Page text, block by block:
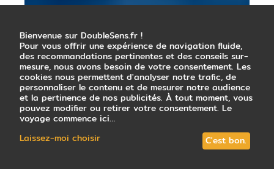
Bienvenue sur DoubleSens.fr !
Pour vous offrir une expérience de navigation fluide,
des recommandations pertinentes et des conseils sur-
mesure, nous avons besoin de votre consentement. Les
cookies nous permettent d'analyser notre trafic, de
personnaliser le contenu et de mesurer notre audience
et la pertinence de nos publicités. À tout moment, vous
pouvez modifier ou retirer votre consentement. Le
voyage commence ici…
Laissez-moi choisir
C'est bon.